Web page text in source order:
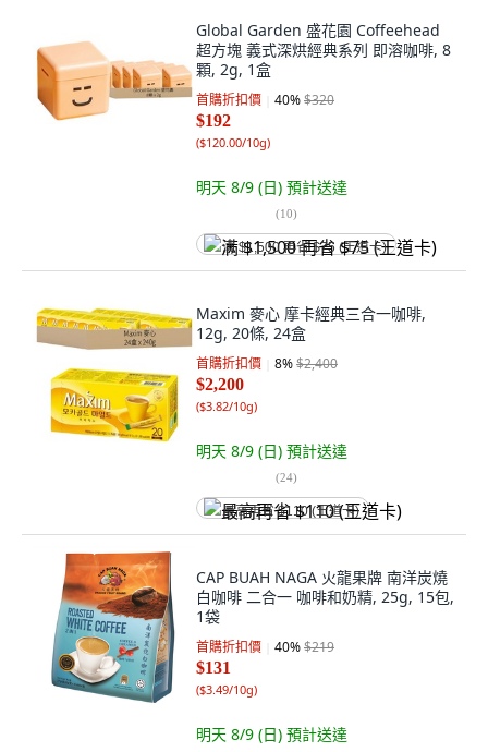
Global Garden 盛花園 Coffeehead
超方塊 義式深烘經典系列 即溶咖啡, 8
顆, 2g, 1盒
首購折扣價 40%$320
$192
($120.00/10g)
明天 8/9 (日) 預計送達
(10)
满 $1,500 再省 $75 (王道卡)
Maxim 麥心 摩卡經典三合一咖啡,
12g, 20條, 24盒
首購折扣價 8%$2,400
$2,200
($3.82/10g)
明天 8/9 (日) 預計送達
(24)
最高再省 $110 (王道卡)
CAP BUAH NAGA 火龍果牌 南洋炭燒
白咖啡 二合一 咖啡和奶精, 25g, 15包,
1袋
首購折扣價 40%$219
$131
($3.49/10g)
明天 8/9 (日) 預計送達